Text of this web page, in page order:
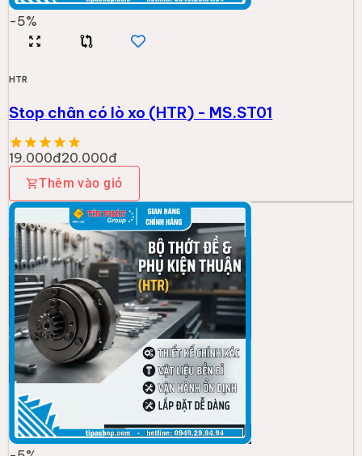
-5%
HTR
Stop chân có lò xo (HTR) - MS.ST01
19.000đ20.000đ
Thêm vào giỏ